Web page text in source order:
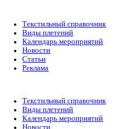
Текстильный справочник
Виды плетений
Календарь мероприятий
Новости
Статьи
Текстильный справочник